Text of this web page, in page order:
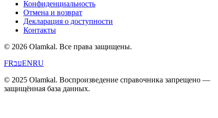
Конфиденциальность
Отмена и возврат
Декларация о доступности
Контакты
© 2026 Olamkal. Все права защищены.
FRעבENRU
© 2025 Olamkal. Воспроизведение справочника запрещено —
защищённая база данных.